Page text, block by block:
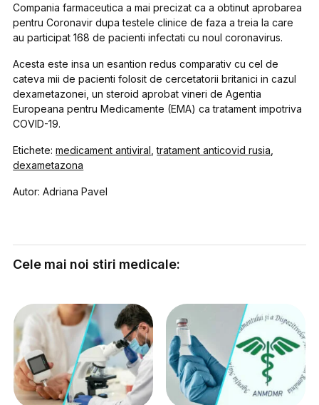
Compania farmaceutica a mai precizat ca a obtinut aprobarea
pentru Coronavir dupa testele clinice de faza a treia la care
au participat 168 de pacienti infectati cu noul coronavirus.
Acesta este insa un esantion redus comparativ cu cel de
cateva mii de pacienti folosit de cercetatorii britanici in cazul
dexametazonei, un steroid aprobat vineri de Agentia
Europeana pentru Medicamente (EMA) ca tratament impotriva
COVID-19.
Etichete:medicament antiviral ,tratament anticovid rusia
dexametazona
Autor: Adriana Pavel
Cele mai noi stiri medicale: